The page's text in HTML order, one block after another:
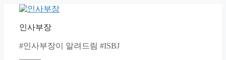
content인사부장
#인사부장이 알려드림 #ISBJ